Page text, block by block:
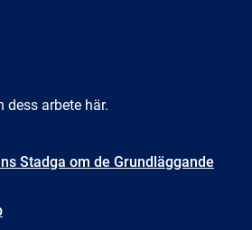
dess arbete här.
Stadga om de Grundläggande